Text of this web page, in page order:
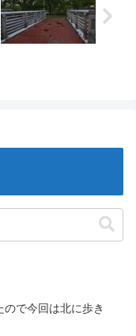
で今回は北に歩き